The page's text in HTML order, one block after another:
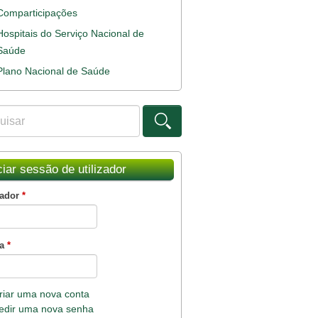
do Serviço Nacional de
Nacional de Saúde
de procura
sessão de utilizador
*
*
uma nova conta
uma nova senha